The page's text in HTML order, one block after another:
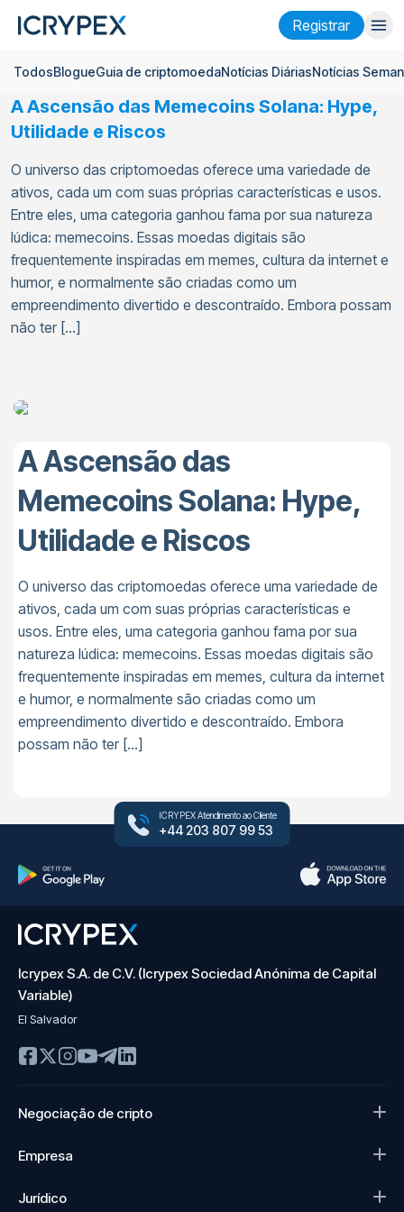
Registrar
Entrar Registrar
Empresa
Pesquisar
Ajuda
Futurosx50
TodosBlogueGuia de criptomoedaNotícias DiáriasNotícias
A Ascensão das Memecoins Solana: Hype,
Utilidade e Riscos
O universo das criptomoedas oferece uma variedade de
ativos, cada um com suas próprias características e usos.
Entre eles, uma categoria ganhou fama por sua natureza
lúdica: memecoins. Essas moedas digitais são
frequentemente inspiradas em memes, cultura da internet e
humor, e normalmente são criadas como um
empreendimento divertido e descontraído. Embora possam
não ter […]
A Ascensão das
Memecoins Solana: Hype,
Utilidade e Riscos
O universo das criptomoedas oferece uma variedade de
ativos, cada um com suas próprias características e
usos. Entre eles, uma categoria ganhou fama por sua
natureza lúdica: memecoins. Essas moedas digitais são
frequentemente inspiradas em memes, cultura da internet
e humor, e normalmente são criadas como um
empreendimento divertido e descontraído. Embora
possam não ter […]
ICRYPEX Atendimento ao Cliente
+44 203 807 99 53
Icrypex S.A. de C.V. (Icrypex Sociedad Anónima de Capital
Variable)
El Salvador
Negociação de cripto
Empresa
Jurídico